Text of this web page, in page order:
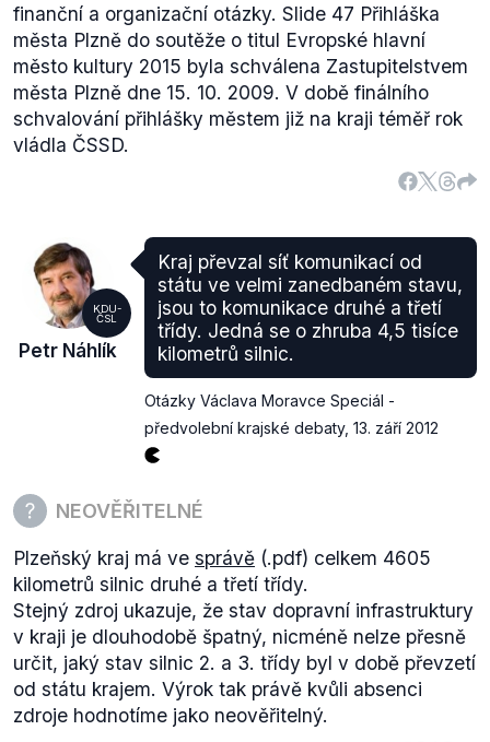
finanční a organizační otázky. Slide 47 Přihláška
města Plzně do soutěže o titul Evropské hlavní
město kultury 2015 byla schválena Zastupitelstvem
města Plzně dne 15. 10. 2009. V době finálního
schvalování přihlášky městem již na kraji téměř rok
vládla ČSSD.
KDU-
ČSL
Petr Náhlík
Kraj převzal síť komunikací od
státu ve velmi zanedbaném stavu,
jsou to komunikace druhé a třetí
třídy. Jedná se o zhruba 4,5 tisíce
kilometrů silnic.
Otázky Václava Moravce Speciál -
předvolební krajské debaty, 13. září 2012
NEOVĚŘITELNÉ
Plzeňský kraj má ve správě (.pdf) celkem 4605
kilometrů silnic druhé a třetí třídy.
Stejný zdroj ukazuje, že stav dopravní infrastruktury
v kraji je dlouhodobě špatný, nicméně nelze přesně
určit, jaký stav silnic 2. a 3. třídy byl v době převzetí
od státu krajem. Výrok tak právě kvůli absenci
zdroje hodnotíme jako neověřitelný.